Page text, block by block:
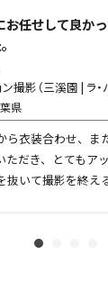
お任せして良か
影（三溪園 | ラ・バ
県
ら衣装合わせ、ま
ただき、とてもア
抜いて撮影を終え